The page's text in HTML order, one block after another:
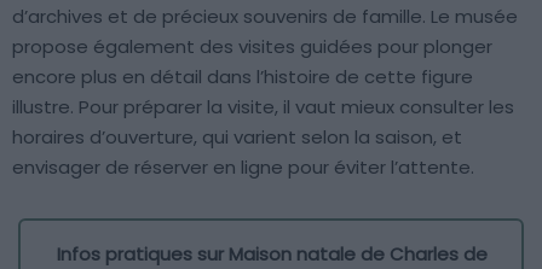
d’archives et de précieux souvenirs de famille. Le musée
propose également des visites guidées pour plonger
encore plus en détail dans l’histoire de cette figure
illustre. Pour préparer la visite, il vaut mieux consulter les
horaires d’ouverture, qui varient selon la saison, et
envisager de réserver en ligne pour éviter l’attente.
Infos pratiques sur Maison natale de Charles de